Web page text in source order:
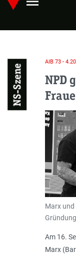
Skip
main
NS-Szene
AIB 73 -
NPD
Marx und
Am 16.
Marx